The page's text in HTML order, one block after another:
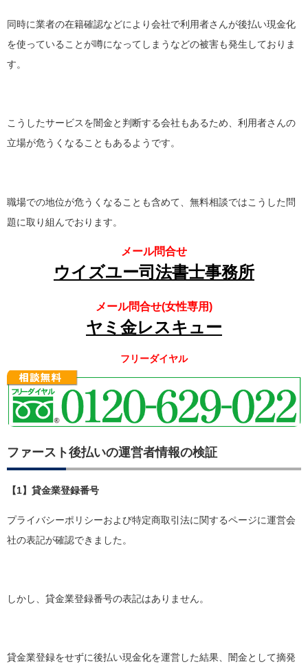
同時に業者の在籍確認などにより会社で利用者さんが後払い現金化
を使っていることが噂になってしまうなどの被害も発生しておりま
す。
こうしたサービスを闇金と判断する会社もあるため、利用者さんの
立場が危うくなることもあるようです。
職場での地位が危うくなることも含めて、無料相談ではこうした問
題に取り組んでおります。
メール問合せ
ウイズユー司法書士事務所
メール問合せ(女性専用)
ヤミ金レスキュー
フリーダイヤル
ファースト後払いの運営者情報の検証
【1】貸金業登録番号
プライバシーポリシーおよび特定商取引法に関するページに運営会
社の表記が確認できました。
しかし、貸金業登録番号の表記はありません。
貸金業登録をせずに後払い現金化を運営した結果、闇金として摘発